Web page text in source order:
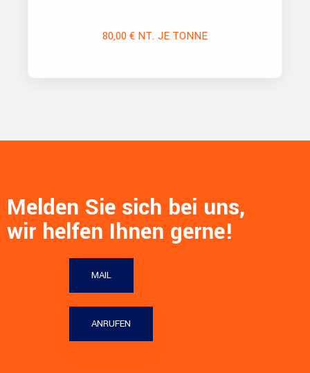
80,00 € NT. JE TONNE
Melden Sie sich bei uns,
wir helfen Ihnen gerne!
MAIL
ANRUFEN